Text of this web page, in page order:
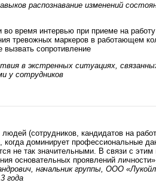
распознавание изменений
во время интервью при приеме на работу
тревожных маркеров в работающем
вызвать сопротивление
в экстренных ситуациях,
у сотрудников
(сотрудников, кандидатов на
когда доминирует профессиональные
не так значительными. В связи с
основательных проявлений личности»
начальник группы, ООО
года